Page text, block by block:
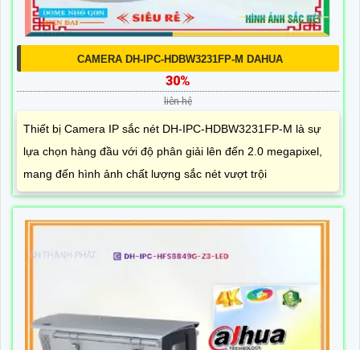
CAMERA DH-IPC-HDBW3231FP-M DAHUA
30%
liên hệ
Thiết bị Camera IP sắc nét DH-IPC-HDBW3231FP-M là sự
lựa chọn hàng đầu với độ phân giải lên đến 2.0 megapixel,
mang đến hình ảnh chất lượng sắc nét vượt trội